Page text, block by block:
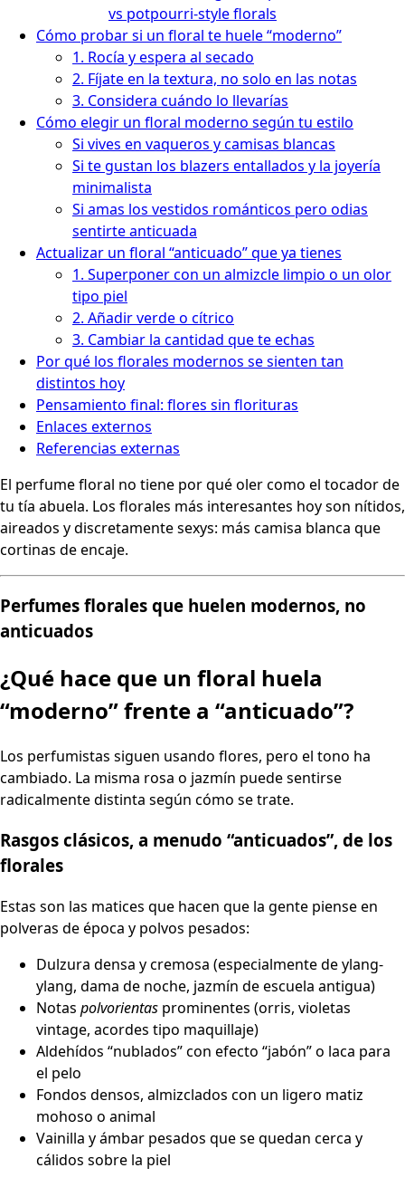
vs potpourri-style florals
Cómo probar si un floral te huele “moderno”
1. Rocía y espera al secado
2. Fíjate en la textura, no solo en las notas
3. Considera cuándo lo llevarías
Cómo elegir un floral moderno según tu estilo
Si vives en vaqueros y camisas blancas
Si te gustan los blazers entallados y la joyería
minimalista
Si amas los vestidos románticos pero odias
sentirte anticuada
Actualizar un floral “anticuado” que ya tienes
1. Superponer con un almizcle limpio o un olor
tipo piel
2. Añadir verde o cítrico
3. Cambiar la cantidad que te echas
Por qué los florales modernos se sienten tan
distintos hoy
Pensamiento final: flores sin florituras
Enlaces externos
Referencias externas
El perfume floral no tiene por qué oler como el tocador de
tu tía abuela. Los florales más interesantes hoy son nítidos,
aireados y discretamente sexys: más camisa blanca que
cortinas de encaje.
Perfumes florales que huelen modernos, no
anticuados
¿Qué hace que un floral huela
“moderno” frente a “anticuado”?
Los perfumistas siguen usando flores, pero el tono ha
cambiado. La misma rosa o jazmín puede sentirse
radicalmente distinta según cómo se trate.
Rasgos clásicos, a menudo “anticuados”, de los
florales
Estas son las matices que hacen que la gente piense en
polveras de época y polvos pesados:
Dulzura densa y cremosa (especialmente de ylang-
ylang, dama de noche, jazmín de escuela antigua)
Notas polvorientas prominentes (orris, violetas
vintage, acordes tipo maquillaje)
Aldehídos “nublados” con efecto “jabón” o laca para
el pelo
Fondos densos, almizclados con un ligero matiz
mohoso o animal
Vainilla y ámbar pesados que se quedan cerca y
cálidos sobre la piel